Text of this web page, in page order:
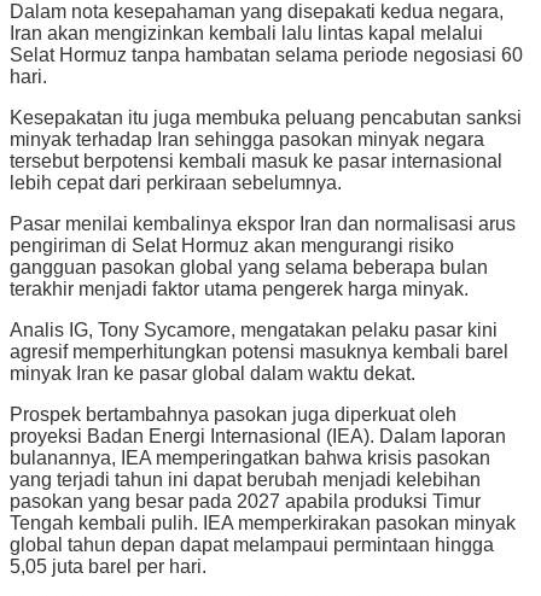
Dalam nota kesepahaman yang disepakati kedua negara,
Iran akan mengizinkan kembali lalu lintas kapal melalui
Selat Hormuz tanpa hambatan selama periode negosiasi 60
hari.
Kesepakatan itu juga membuka peluang pencabutan sanksi
minyak terhadap Iran sehingga pasokan minyak negara
tersebut berpotensi kembali masuk ke pasar internasional
lebih cepat dari perkiraan sebelumnya.
Pasar menilai kembalinya ekspor Iran dan normalisasi arus
pengiriman di Selat Hormuz akan mengurangi risiko
gangguan pasokan global yang selama beberapa bulan
terakhir menjadi faktor utama pengerek harga minyak.
Analis IG, Tony Sycamore, mengatakan pelaku pasar kini
agresif memperhitungkan potensi masuknya kembali barel
minyak Iran ke pasar global dalam waktu dekat.
Prospek bertambahnya pasokan juga diperkuat oleh
proyeksi Badan Energi Internasional (IEA). Dalam laporan
bulanannya, IEA memperingatkan bahwa krisis pasokan
yang terjadi tahun ini dapat berubah menjadi kelebihan
pasokan yang besar pada 2027 apabila produksi Timur
Tengah kembali pulih. IEA memperkirakan pasokan minyak
global tahun depan dapat melampaui permintaan hingga
5,05 juta barel per hari.